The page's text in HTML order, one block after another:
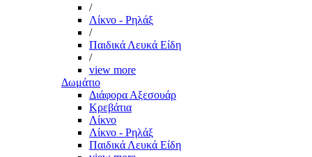
/
Λίκνο - Ρηλάξ
/
Παιδικά Λευκά Είδη
/
view more
Δωμάτιο
Διάφορα Αξεσουάρ
Κρεβάτια
Λίκνο
Λίκνο - Ρηλάξ
Παιδικά Λευκά Είδη